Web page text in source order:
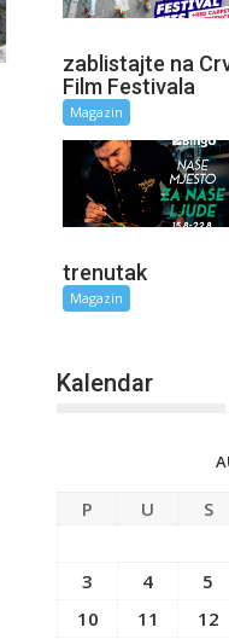
zablistajte na
Film Festivala
Magazin
trenutak
Magazin
Kalendar
P U S
3
4 5
10
11 12